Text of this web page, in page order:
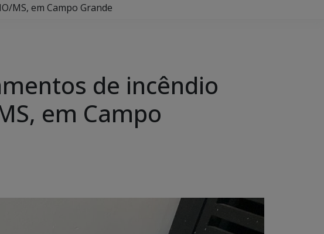
MS, em Campo Grande
de incêndio
em Campo